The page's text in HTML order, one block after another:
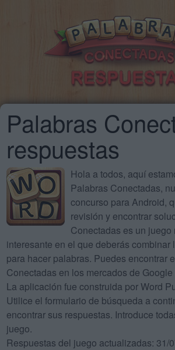
Palabras
respuestas
Hola a todos, aquí
Palabras Conectadas,
concurso para Android,
revisión y encontrar
Conectadas es un juego
interesante en el que deberás combinar
para hacer palabras. Puedes encontrar
Conectadas en los mercados de
La aplicación fue construida por Word
Utilice el formulario de búsqueda a
encontrar sus respuestas. Introduce
juego.
Respuestas del juego actualizadas: 31/